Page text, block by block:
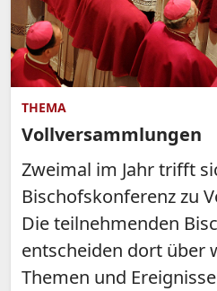
THEMA
Vollversammlungen
Zweimal im Jahr trifft
Bischofskonferenz zu
Die teilnehmenden
entscheiden dort über
Themen und